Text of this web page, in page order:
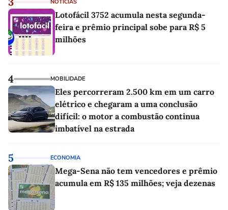
NOTÍCIAS
Lotofácil 3752 acumula nesta segunda-
feira e prêmio principal sobe para R$ 5
milhões
4 MOBILIDADE
Eles percorreram 2.500 km em um carro
elétrico e chegaram a uma conclusão
difícil: o motor a combustão continua
imbatível na estrada
5 ECONOMIA
Mega-Sena não tem vencedores e prêmio
acumula em R$ 135 milhões; veja dezenas